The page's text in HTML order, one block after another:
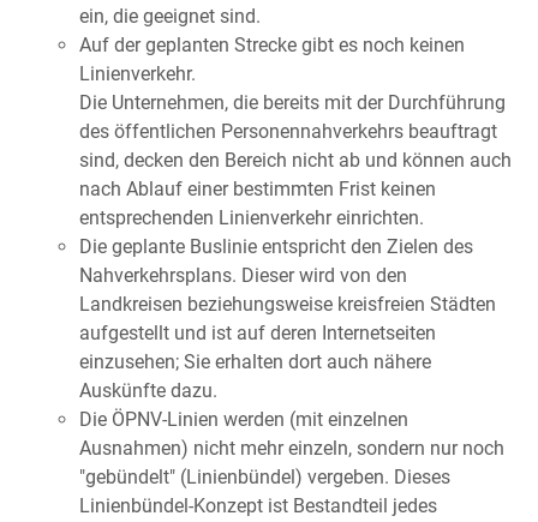
ein, die geeignet sind.
Auf der geplanten Strecke gibt es noch keinen
Linienverkehr.
Die Unternehmen, die bereits mit der Durchführung
des öffentlichen Personennahverkehrs beauftragt
sind, decken den Bereich nicht ab und können auch
nach Ablauf einer bestimmten Frist keinen
entsprechenden Linienverkehr einrichten.
Die geplante Buslinie entspricht den Zielen des
Nahverkehrsplans. Dieser wird von den
Landkreisen beziehungsweise kreisfreien Städten
aufgestellt und ist auf deren Internetseiten
einzusehen; Sie erhalten dort auch nähere
Auskünfte dazu.
Die ÖPNV-Linien werden (mit einzelnen
Ausnahmen) nicht mehr einzeln, sondern nur noch
"gebündelt" (Linienbündel) vergeben. Dieses
Linienbündel-Konzept ist Bestandteil jedes